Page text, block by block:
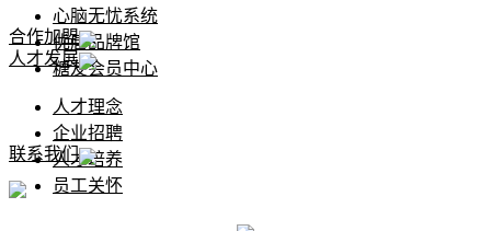
心脑无忧系统
优唐品牌馆
糖友会员中心
合作加盟
人才发展
人才理念
企业招聘
人才培养
员工关怀
联系我们